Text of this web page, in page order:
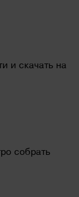
и скачать на
собрать